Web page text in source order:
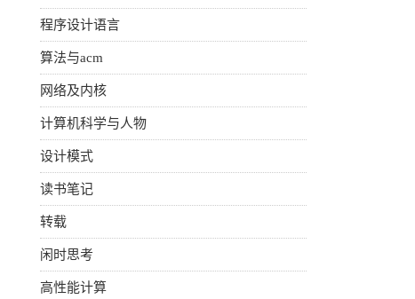
程序设计语言
算法与acm
网络及内核
计算机科学与人物
设计模式
读书笔记
转载
闲时思考
高性能计算